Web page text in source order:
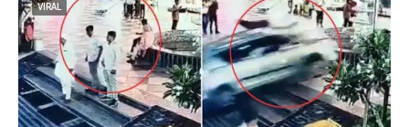
VIRAL